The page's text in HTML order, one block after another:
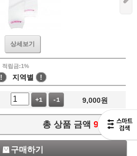
상세보기
적립금:1%
! 지역별 !
+1 -1 9,000원
총 상품 금액 9,000 원
구매하기